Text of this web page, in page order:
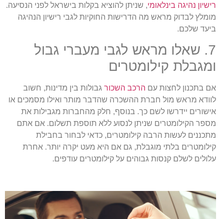
נהיגה בינלאומי, שניתן להוציא בקלות בישראל לפני הנסיעה.
לבדוק מראש מה הדרישות החוקיות לגבי רישיון הנהיגה
שלכם.
7. שאלו מראש לגבי מעברי גבול
קילומטרים
בתכנון לחצות עםהרכב השכורגבולות בין מדינות, חשוב
מראש מול חברת ההשכרה שהדבר מותר ואילו מסמכים או
יידרשו לשם כך. בנוסף, חלק מהחברות מגבילות את
הקילומטרים שניתן לנסוע ללא תוספת תשלום. אם אתם
לעשות הרבה קילומטרים, כדאי לבחור בחבילת
בלתי מוגבלת, גם אם היא מעט יקרה יותר. אחרת
לשלם קנסות גבוהים על קילומטרים עודפים.